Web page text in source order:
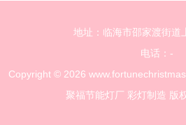
地址：临海市邵家渡街道
电话：-
Copyright © 2026
聚福节能灯厂 彩灯制造 版